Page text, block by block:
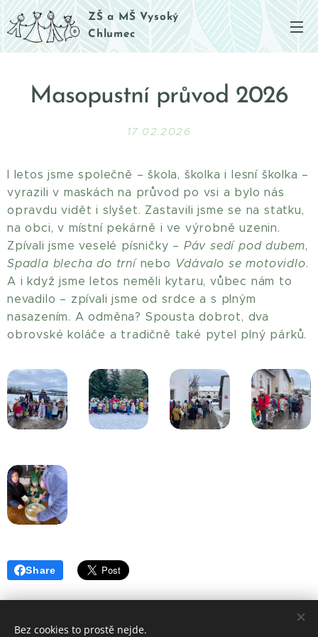
ZŠ a MŠ Vysoký
Chlumec
Masopustní průvod 2026
17.02.2026
I letos jsme společně – škola, školka i lesní školka –
vyrazili v maskách na průvod po vsi a bylo nás
opravdu vidět i slyšet. Zastavili jsme se na statku,
na obci, v místní pekárně i ve výrobně uzenin.
Zpívali jsme veselé písničky – Páv sedí pod dubem,
Spadla blecha do trnínebo Vdávalo se motovidlo.
A i když jsme letos neměli kytaru, vůbec nám to
nevadilo – zpívali jsme od srdce a s plným
nasazením. A odměna? Spousta dobrot, dva
obrovské koláče a tradičně také pytel plný párků.
Share
Bez cookies to prostě nejde.